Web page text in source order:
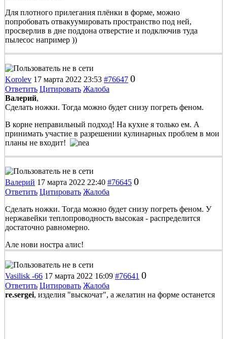
Для плотного прилегания плёнки в форме, можно
попробовать отвакуумировать пространство под ней,
просверлив в дне поддона отверстие и подключив туда
пылесос например ))
Korolev 17 марта 2022 23:53 #76647 0
Ответить Цитировать Жалоба
Валерий,
Сделать ножки. Тогда можно будет снизу погреть феном.
В корне неправильный подход! На кухне я только ем. А
принимать участие в разрешении кулинарных проблем в мои
планы не входит!
Валерий 17 марта 2022 22:40 #76645 0
Ответить Цитировать Жалоба
Сделать ножки. Тогда можно будет снизу погреть феном. У
нержавейки теплопроводность высокая - распределится
достаточно равномерно.
Але нови ностра алис!
Vasilisk -66 17 марта 2022 16:09 #76641 0
Ответить Цитировать Жалоба
re.sergei, изделия "выскочат", а желатин на форме останется